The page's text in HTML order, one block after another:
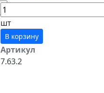
шт
В корзину
Артикул
7.63.2